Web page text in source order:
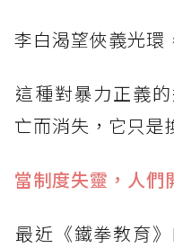
李白渴望俠義光環
這種對暴力正義
亡而消失，它只是
當制度失靈，人們
最近《鐵拳教育